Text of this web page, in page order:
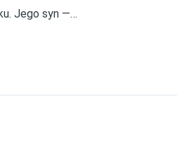
Studium przypadku „Pan Marek robi okna od 1994 roku. Jego syn — od roku. Anatomia cyfrowej sukcesji w polskim warsztacie rzemieślniczym”